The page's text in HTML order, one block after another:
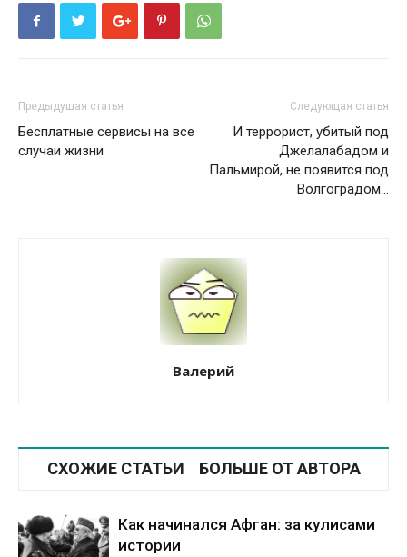
Предыдущая статья
Бесплатные сервисы на все
случаи жизни
Следующая статья
И террорист, убитый под
Джелалабадом и
Пальмирой, не появится под
Волгоградом...
Валерий
СХОЖИЕ СТАТЬИ БОЛЬШЕ ОТ АВТОРА
Как начинался Афган: за кулисами
истории